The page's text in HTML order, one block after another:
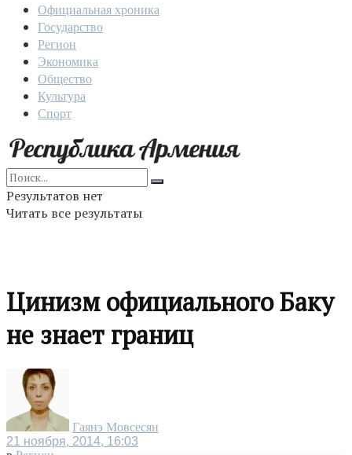
Официальная хроника
Государство
Регион
Экономика
Общество
Культура
Спорт
Результатов нет
Читать все результаты
Цинизм официального Баку
не знает границ
Гаянэ Мовсесян
21 ноября, 2014, 16:03